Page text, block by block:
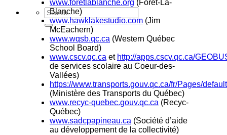
www.foretlablanche.org (Forêt-La-
Blanche)
www.hawklakestudio.com (Jim
McEachern)
www.wqsb.qc.ca (Western Québec
School Board)
www.cscv.qc.ca et http://apps.cscv.qc.ca/
de services scolaire au Coeur-des-
Vallées)
https://www.transports.gouv.qc.ca/fr/Pages/
(Ministère des Transports du Québec)
www.recyc-quebec.gouv.qc.ca (Recyc-
Québec)
www.sadcpapineau.ca (Société d’aide
au développement de la collectivité)